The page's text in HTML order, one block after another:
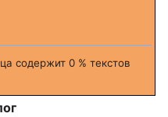
содержит 0 % текстов